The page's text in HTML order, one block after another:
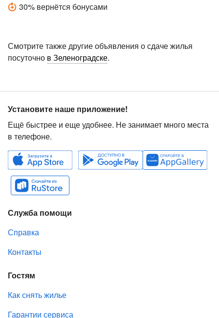
30% вернётся бонусами
Смотрите также другие объявления о сдаче жилья
посуточно в Зеленоградске.
Установите наше приложение!
Ещё быстрее и еще удобнее. Не занимает много места
в телефоне.
Служба помощи
Справка
Контакты
Гостям
Как снять жилье
Гарантии сервиса